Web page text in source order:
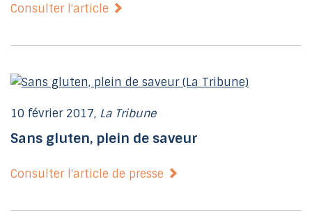
Consulter l'article
10 février 2017, La Tribune
Sans gluten, plein de saveur
Consulter l'article de presse